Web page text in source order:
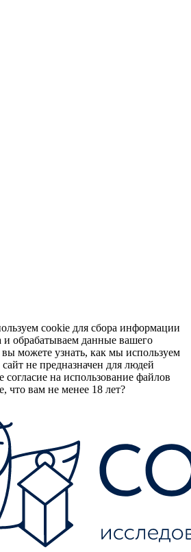
cookie для сбора информации
и обрабатываем данные вашего
вы можете узнать, как мы используем
не предназначен для людей
на использование файлов
что вам не менее 18 лет?